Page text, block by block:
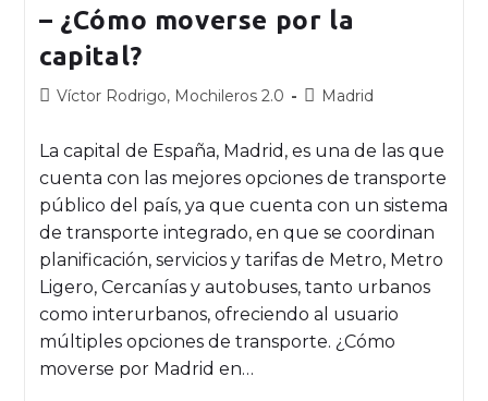
– ¿Cómo moverse por la
capital?
Víctor Rodrigo, Mochileros 2.0 Madrid
La capital de España, Madrid, es una de las que
cuenta con las mejores opciones de transporte
público del país, ya que cuenta con un sistema
de transporte integrado, en que se coordinan
planificación, servicios y tarifas de Metro, Metro
Ligero, Cercanías y autobuses, tanto urbanos
como interurbanos, ofreciendo al usuario
múltiples opciones de transporte. ¿Cómo
moverse por Madrid en…